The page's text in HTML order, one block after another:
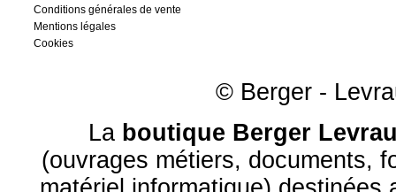
Conditions générales de vente
Mentions légales
Cookies
© Berger -
La boutique Berger
(ouvrages métiers, documents,